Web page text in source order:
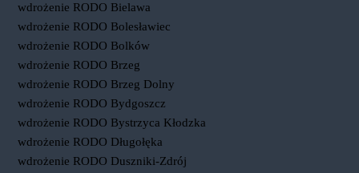
wdrożenie RODO Bielawa
wdrożenie RODO Bolesławiec
wdrożenie RODO Bolków
wdrożenie RODO Brzeg
wdrożenie RODO Brzeg Dolny
wdrożenie RODO Bydgoszcz
wdrożenie RODO Bystrzyca Kłodzka
wdrożenie RODO Długołęka
wdrożenie RODO Duszniki-Zdrój